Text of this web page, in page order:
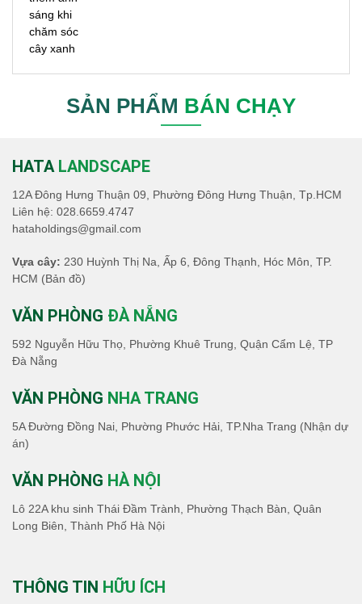
SẢN PHẨM BÁN CHẠY
HATA LANDSCAPE
12A Đông Hưng Thuận 09, Phường Đông Hưng Thuận, Tp.HCM
Liên hệ: 028.6659.4747
hataholdings@gmail.com
Vựa cây: 230 Huỳnh Thị Na, Ấp 6, Đông Thạnh, Hóc Môn, TP.
HCM (Bản đồ)
VĂN PHÒNG ĐÀ NẴNG
592 Nguyễn Hữu Thọ, Phường Khuê Trung, Quận Cẩm Lệ, TP
Đà Nẵng
VĂN PHÒNG NHA TRANG
5A Đường Đồng Nai, Phường Phước Hải, TP.Nha Trang (Nhận dự
án)
VĂN PHÒNG HÀ NỘI
Lô 22A khu sinh Thái Đầm Trành, Phường Thạch Bàn, Quân
Long Biên, Thành Phố Hà Nội
THÔNG TIN HỮU ÍCH